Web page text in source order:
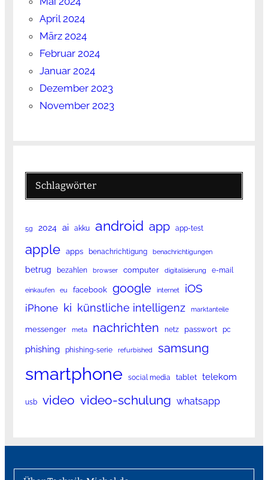
April 2024
März 2024
Februar 2024
Januar 2024
Dezember 2023
November 2023
Schlagwörter
5g 2024 ai akku android app app-test
apple apps benachrichtigung benachrichtigungen
betrug bezahlen browser computer digitalisierung e-mail
einkaufen eu facebook google internet iOS
iPhone ki künstliche intelligenz marktanteile
messenger meta nachrichten netz passwort pc
phishing phishing-serie refurbished samsung
smartphone social media tablet telekom
usb video video-schulung whatsapp